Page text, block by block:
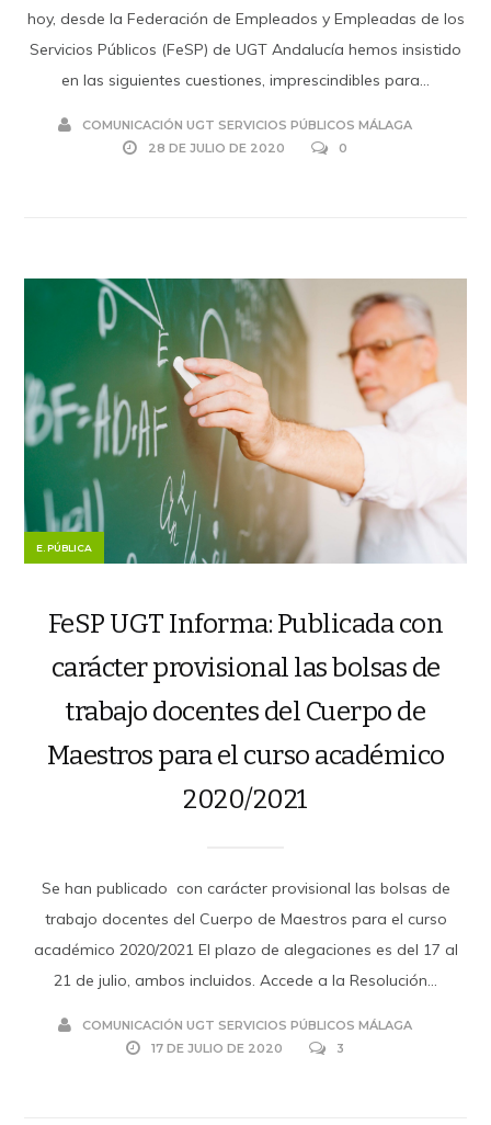
hoy, desde la Federación de Empleados y Empleadas de los
Servicios Públicos (FeSP) de UGT Andalucía hemos insistido
en las siguientes cuestiones, imprescindibles para...
COMUNICACIÓN UGT SERVICIOS PÚBLICOS MÁLAGA
28 DE JULIO DE 2020
0
E. PÚBLICA
FeSP UGT Informa: Publicada con
carácter provisional las bolsas de
trabajo docentes del Cuerpo de
Maestros para el curso académico
2020/2021
Se han publicado con carácter provisional las bolsas de
trabajo docentes del Cuerpo de Maestros para el curso
académico 2020/2021 El plazo de alegaciones es del 17 al
21 de julio, ambos incluidos. Accede a la Resolución...
COMUNICACIÓN UGT SERVICIOS PÚBLICOS MÁLAGA
17 DE JULIO DE 2020
3